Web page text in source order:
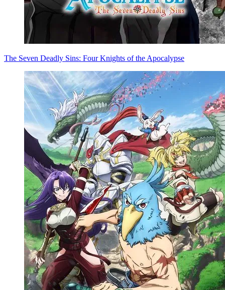
The Seven Deadly Sins: Four Knights of the Apocalypse